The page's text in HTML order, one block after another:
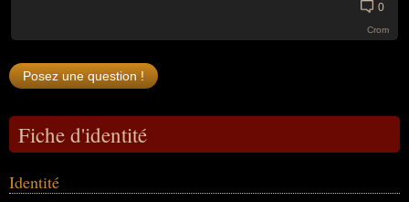
0
Crom
Fiche d'identité
Identité